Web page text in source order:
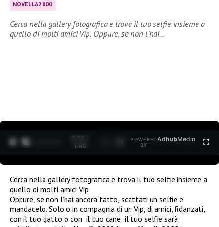
NOVELLA2000
Cerca nella gallery fotografica e trova il tuo selfie insieme a
quello di molti amici Vip. Oppure, se non l’hai…
0:12 /
1:40
POWERED
BY
AdhubMedia
Cerca nella gallery fotografica e trova il tuo selfie insieme a
quello di molti amici Vip.
Oppure, se non l’hai ancora fatto, scattati un selfie e
mandacelo. Solo o in compagnia di un Vip, di amici, fidanzati,
con il tuo gatto o con il tuo cane: il tuo selfie sarà